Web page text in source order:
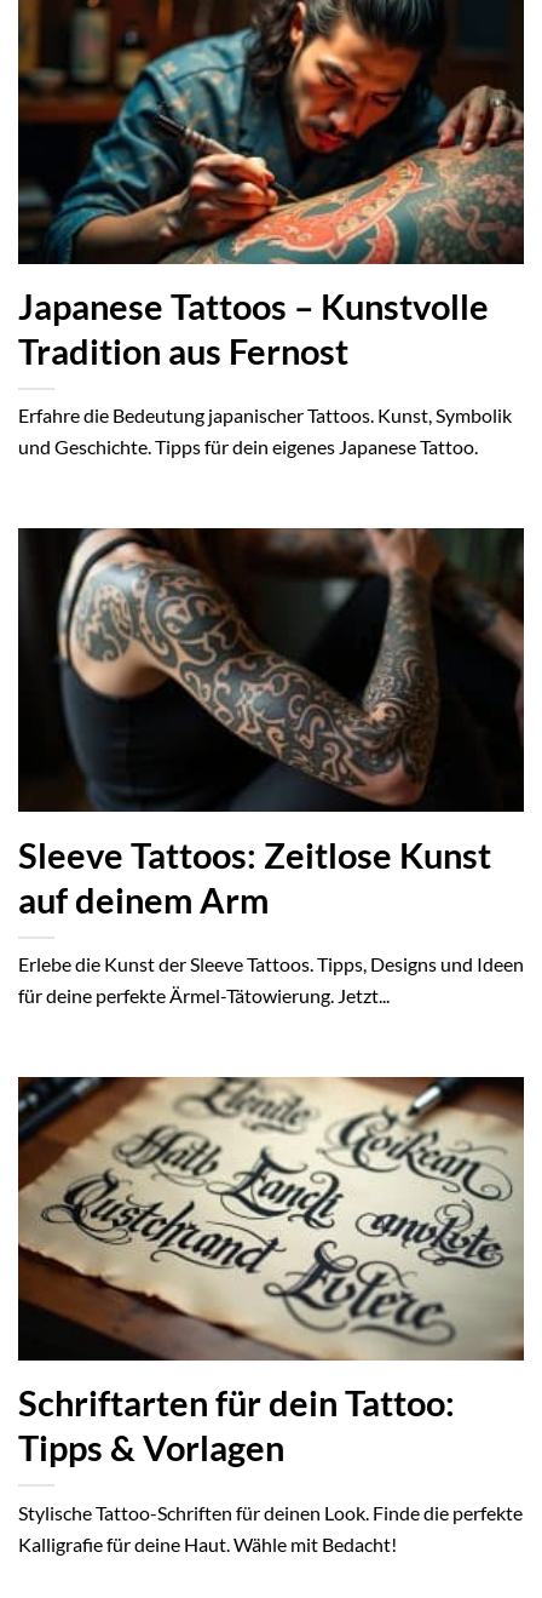
Japanese Tattoos – Kunstvolle
Tradition aus Fernost
Erfahre die Bedeutung japanischer Tattoos. Kunst, Symbolik
und Geschichte. Tipps für dein eigenes Japanese Tattoo.
Sleeve Tattoos: Zeitlose Kunst
auf deinem Arm
Erlebe die Kunst der Sleeve Tattoos. Tipps, Designs und Ideen
für deine perfekte Ärmel-Tätowierung. Jetzt...
Schriftarten für dein Tattoo:
Tipps & Vorlagen
Stylische Tattoo-Schriften für deinen Look. Finde die perfekte
Kalligrafie für deine Haut. Wähle mit Bedacht!